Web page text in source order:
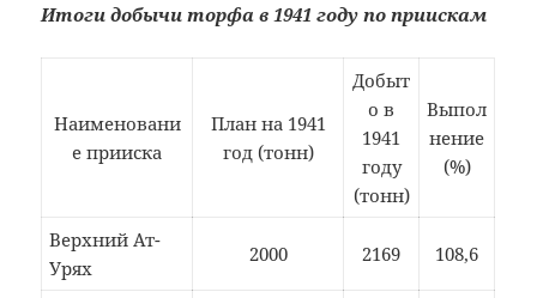
Итоги добычи торфа в 1941 году по приискам
Наименовани
е прииска
План на 1941
год (тонн)
Добыт
о в
1941
году
(тонн)
Выпол
нение
(%)
Верхний Ат-
Урях
2000 2169 108,6